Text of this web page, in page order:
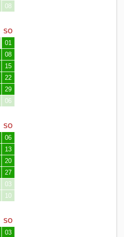
08
SO
01
08
15
22
29
06
SO
06
13
20
27
03
10
SO
03